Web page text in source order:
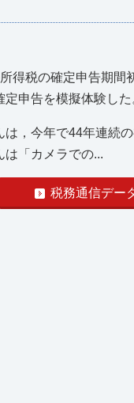
得税の確定申告期間
定申告を模擬体験した
は，今年で44年連続
は「カメラでの...
税務通信デー